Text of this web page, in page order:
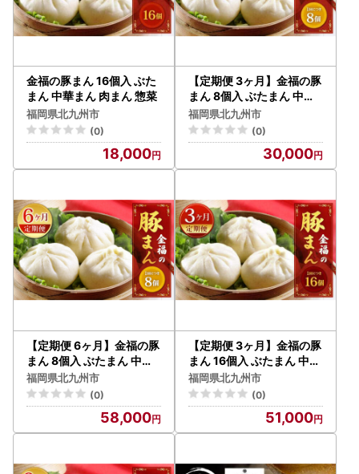
金福の豚まん 16個入 ぶた
まん 中華まん 肉まん 惣菜
福岡県北九州市
(0)
18,000
【定期便 3ヶ月】金福の豚
まん 8個入 ぶたまん 中華
まん 肉まん 惣菜
福岡県北九州市
(0)
30,000
【定期便 6ヶ月】金福の豚
まん 8個入 ぶたまん 中華
まん 肉まん 惣菜
福岡県北九州市
(0)
58,000
【定期便 3ヶ月】金福の豚
まん 16個入 ぶたまん 中華
まん 肉まん 惣菜
福岡県北九州市
(0)
51,000